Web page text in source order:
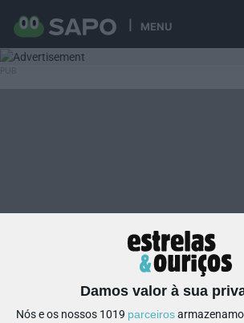
MENU
Damos valor à sua
Nós e os nossos 1019 parceiros